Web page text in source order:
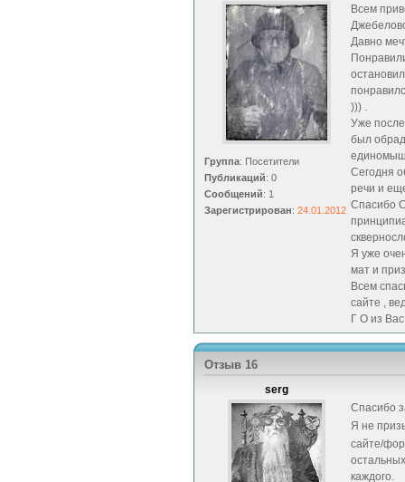
Группа: Посетители
Публикаций: 0
Сообщений: 1
Зарегистрирован: 24.01.2012
Всем
Давно
))) .
Уже после
был
Сегодня
речи и
Спасибо
Я уже
мат и
Всем
сайте ,
Г О из
Отзыв 16
serg
Спасибо
Я не
сайте/
каждого.